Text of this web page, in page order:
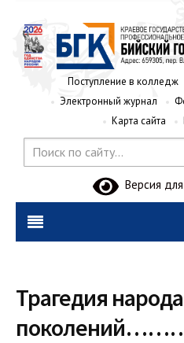
Поступление в колледж
Электронный журнал
Карта сайта
Версия
Трагедия